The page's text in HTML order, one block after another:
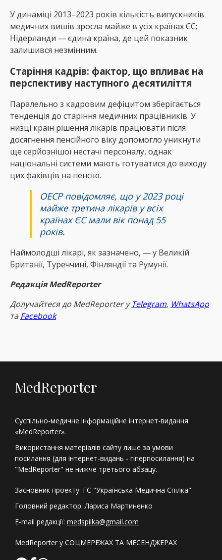
У динаміці 2013–2023 років кількість випускників
медичних вишів зросла майже в усіх країнах ЄС;
Нідерланди — єдина країна, де цей показник
залишився незмінним.
Старіння кадрів: фактор, що впливає на
перспективу наступного десятиліття
Паралельно з кадровим дефіцитом зберігається
тенденція до старіння медичних працівників. У
низці країн рішення лікарів працювати після
досягнення пенсійного віку допомогло уникнути
ще серйознішої нестачі персоналу, однак
національні системи мають готуватися до виходу
цих фахівців на пенсію.
ОЕСР повідомляє, що у 2023 році
майже третина лікарів у всіх
країнах ЄС мали вік понад 55
років.
Наймолодші лікарі, як зазначено, — у Великій
Британії, Туреччині, Фінляндії та Румунії.
Редакція MedReporter
Долучайтеся до MedReрorter уTelegram, WhatsApp
таFacebook
MedReporter
Суспільно-медичне інформаційне інтернет-видання
«MedReporter».
Використання матеріалів сайту лише за умови
посилання (для інтернет-видань - гіперпосилання) на
"MedReporter" не нижче третього абзацу.
Засновник проекту: ГС "Українська Медична Спілка"
Головний редактор: Лариса Мартиненко
E-mail редакції: medspilka@gmail.com
MedReporter у СОЦМЕРЕЖАХ ТА МЕСЕНДЖЕРАХ